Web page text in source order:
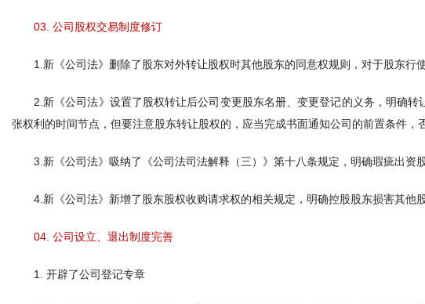
03. 公司股权交易制度修订
1.新《公司法》删除了股东对外转让股权时其他股东的同意权规则，对于股东行
2.新《公司法》设置了股权转让后公司变更股东名册、变更登记的义务，明确
张权利的时间节点，但要注意股东转让股权的，应当完成书面通知公司的前置条件，
3.新《公司法》吸纳了《公司法司法解释（三）》第十八条规定，明确瑕疵出资
4.新《公司法》新增了股东股权收购请求权的相关规定，明确控股股东损害其他
04. 公司设立、退出制度完善
1. 开辟了公司登记专章